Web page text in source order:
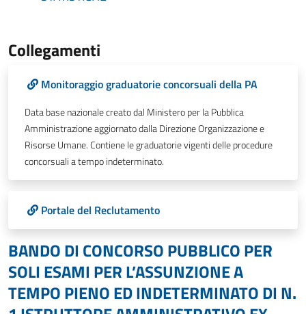
Collegamenti
Monitoraggio graduatorie concorsuali della PA
Data base nazionale creato dal Ministero per la Pubblica
Amministrazione aggiornato dalla Direzione Organizzazione e
Risorse Umane. Contiene le graduatorie vigenti delle procedure
concorsuali a tempo indeterminato.
Portale del Reclutamento
BANDO DI CONCORSO PUBBLICO PER
SOLI ESAMI PER L’ASSUNZIONE A
TEMPO PIENO ED INDETERMINATO DI N.